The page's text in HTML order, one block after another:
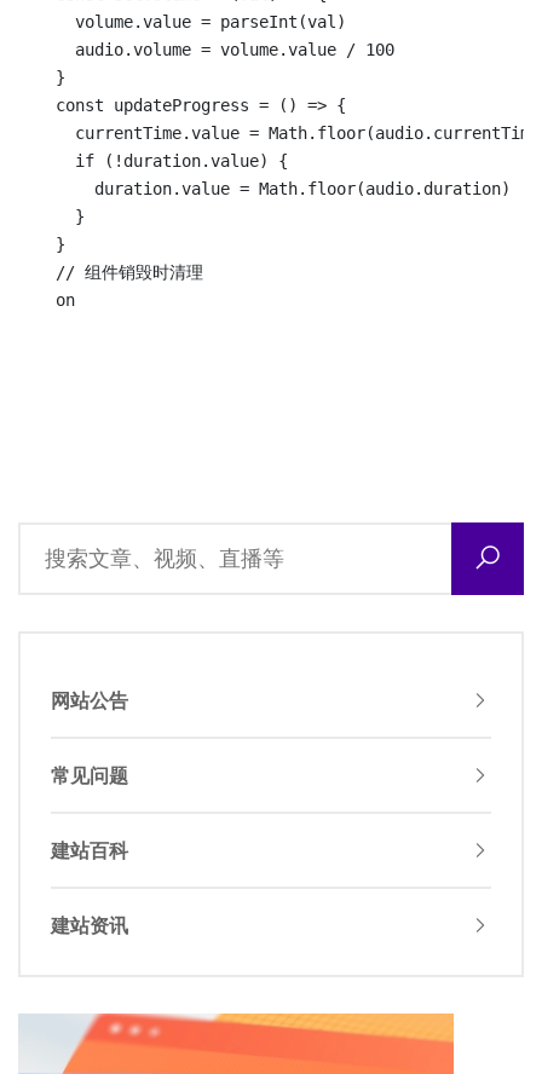
    volume.value = parseInt(val)
    audio.volume = volume.value / 100
  }
  const updateProgress = () => {
currentTime.value =
    if (!duration.value) {
      duration.value = Math.floor(audio.duration)
    }
  }
  // 组件销毁时清理
  on
网站公告
常见问题
建站百科
建站资讯